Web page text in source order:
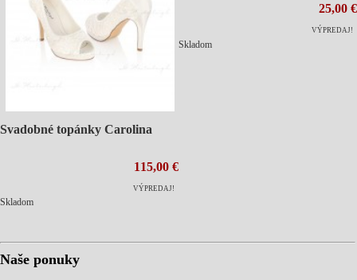
Svadobné topánky Carolina
115,00 €
VÝPREDAJ!
Skladom
25,00 €
VÝPREDAJ!
Skladom
Naše ponuky